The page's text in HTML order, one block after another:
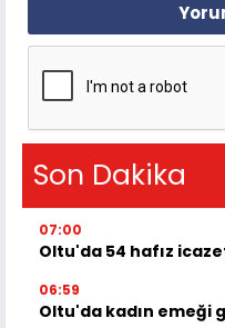
Son Dakika
07:00
Oltu'da 54 hafız
06:59
Oltu'da kadın emeği